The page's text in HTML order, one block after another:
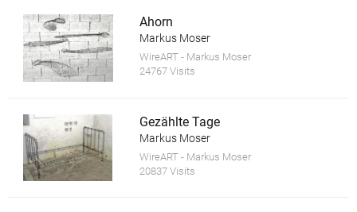
Ahorn
Markus Moser
WireART - Markus Moser
24767 Visits
Gezählte Tage
Markus Moser
WireART - Markus Moser
20837 Visits